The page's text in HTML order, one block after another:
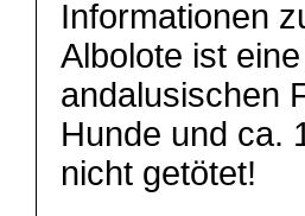
Informationen
Albolote ist
andalusischen
Hunde und ca.
nicht getötet!